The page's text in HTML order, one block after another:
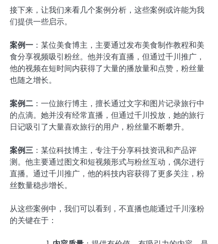
接下来，让我们来看几个案例分析，这些案例或许能为我
们提供一些启示。
案例一 ：某位美食博主，主要通过发布美食制作教程和美
食分享视频吸引粉丝。他并没有直播，但通过千川推广，
他的视频在短时间内获得了大量的播放量和点赞，粉丝量
也随之增长。
案例二 ：一位旅行博主，擅长通过文字和图片记录旅行中
的点滴。她并没有经常直播，但通过千川投放，她的旅行
日记吸引了大量喜欢旅行的用户，粉丝量不断攀升。
案例三 ：某位科技博主，专注于分享科技资讯和产品评
测。他主要通过图文和短视频形式与粉丝互动，偶尔进行
直播。通过千川推广，他的科技内容获得了更多关注，粉
丝数量稳步增长。
从这些案例中，我们可以看到，不直播也能通过千川涨粉
的关键在于：